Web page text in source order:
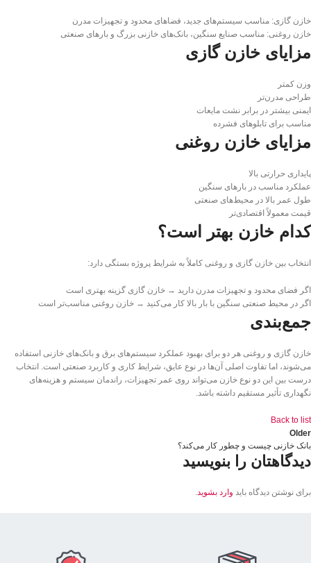
خازن گازی: مناسب سیستم‌های جدید، فضاهای محدود و تجهیزات مدرن
خازن روغنی: مناسب صنایع سنگین، بانک‌های خازنی بزرگ و بارهای صنعتی
مزایای خازن گازی
وزن کمتر
طراحی مدرن‌تر
ایمنی بیشتر در برابر نشت مایعات
مناسب برای تابلوهای فشرده
مزایای خازن روغنی
پایداری حرارتی بالا
عملکرد مناسب در بارهای سنگین
طول عمر بالا در محیط‌های صنعتی
قیمت معمولاً اقتصادی‌تر
کدام خازن بهتر است؟
انتخاب بین خازن گازی و روغنی کاملاً به شرایط پروژه بستگی دارد:
اگر فضای محدود و تجهیزات مدرن دارید → خازن گازی گزینه بهتری است
اگر در محیط صنعتی سنگین با بار بالا کار می‌کنید → خازن روغنی مناسب‌تر است
جمع‌بندی
خازن گازی و روغنی هر دو برای بهبود عملکرد سیستم‌های برق و بانک‌های خازنی استفاده
می‌شوند، اما تفاوت اصلی آن‌ها در نوع عایق، شرایط کاری و کاربرد صنعتی است. انتخاب
درست بین این دو نوع خازن می‌تواند روی عمر تجهیزات، راندمان سیستم و هزینه‌های
نگهداری تأثیر مستقیم داشته باشد.
Back to list
Older
بانک خازنی چیست و چطور کار می‌کند؟
دیدگاهتان را بنویسید
برای نوشتن دیدگاه باید وارد بشوید.